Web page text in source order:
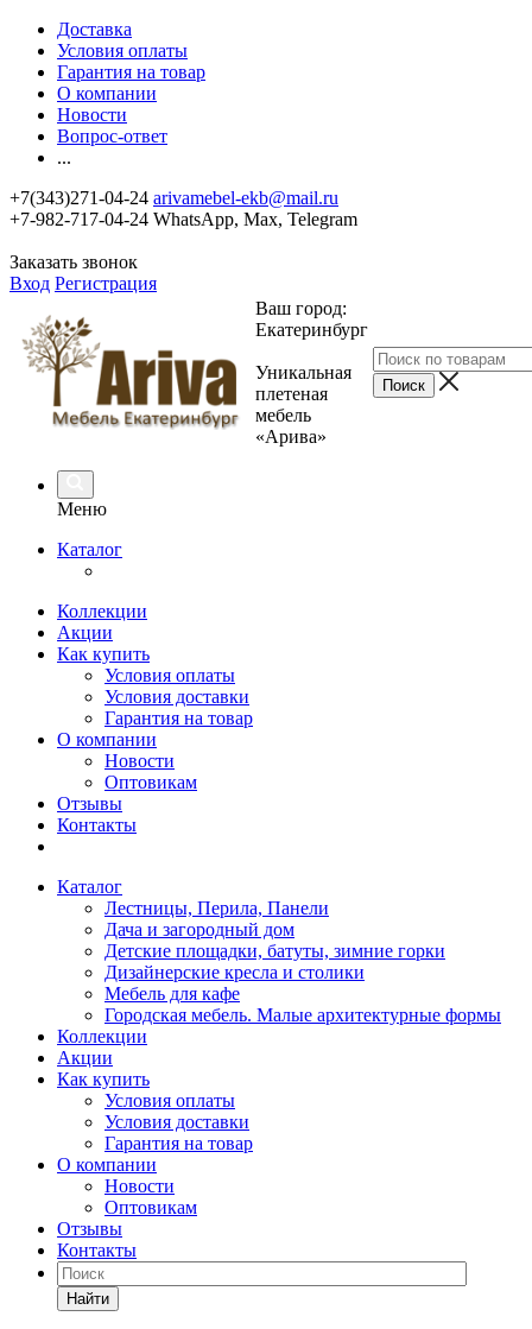
Доставка
Условия оплаты
Гарантия на товар
О компании
Новости
Вопрос-ответ
...
+7(343)271-04-24 arivamebel-ekb@mail.ru
+7-982-717-04-24 WhatsApp, Max, Telegram
Заказать звонок
Вход Регистрация
Ваш город:
Екатеринбург
Уникальная
плетеная
мебель
«Арива»
Меню
Каталог
Коллекции
Акции
Как купить
Условия оплаты
Условия доставки
Гарантия на товар
О компании
Новости
Оптовикам
Отзывы
Контакты
Каталог
Лестницы, Перила, Панели
Дача и загородный дом
Детские площадки, батуты, зимние горки
Дизайнерские кресла и столики
Мебель для кафе
Городская мебель. Малые архитектурные формы
Коллекции
Акции
Как купить
Условия оплаты
Условия доставки
Гарантия на товар
О компании
Новости
Оптовикам
Отзывы
Контакты
Найти